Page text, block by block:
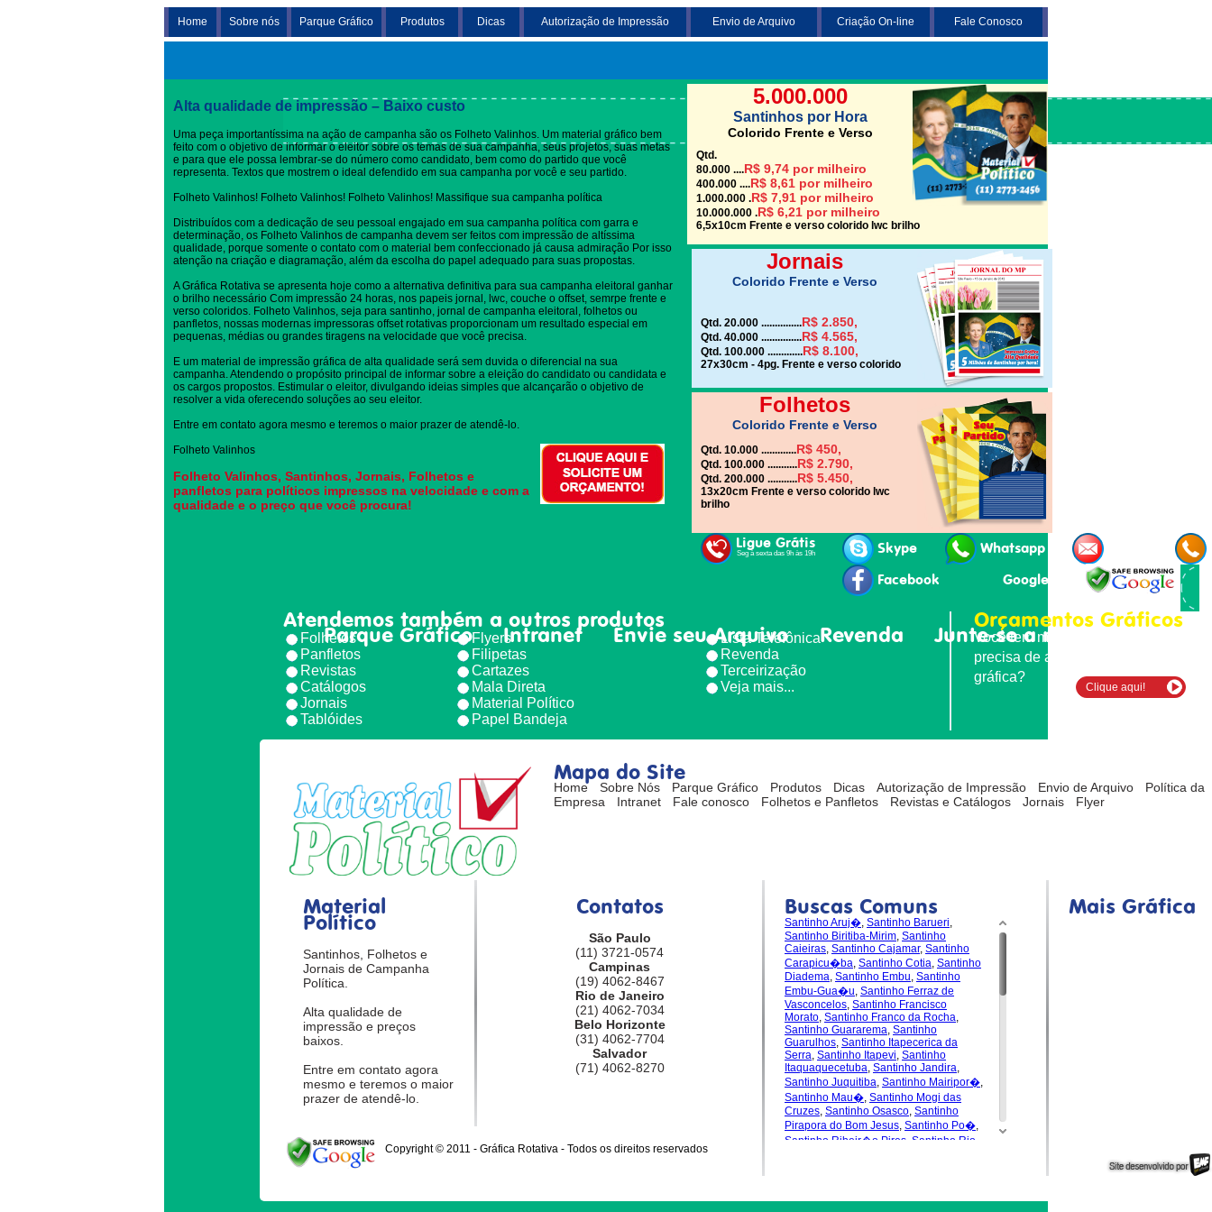
Home Sobre nós Parque Gráfico Produtos Dicas Autorização de Impressão Envio de Arquivo Criação On-line Fale Conosco
Alta qualidade de impressão – Baixo custo
Uma peça importantíssima na ação de campanha são os Folheto Valinhos. Um material gráfico bem
feito com o objetivo de informar o eleitor sobre os temas de sua campanha, seus projetos, suas metas
e para que ele possa lembrar-se do número como candidato, bem como do partido que você
representa. Textos que mostrem o ideal defendido em sua campanha por você e seu partido.
Folheto Valinhos! Folheto Valinhos! Folheto Valinhos! Massifique sua campanha política
Distribuídos com a dedicação de seu pessoal engajado em sua campanha política com garra e
determinação, os Folheto Valinhos de campanha devem ser feitos com impressão de altíssima
qualidade, porque somente o contato com o material bem confeccionado já causa admiração Por isso
atenção na criação e diagramação, além da escolha do papel adequado para suas propostas.
A Gráfica Rotativa se apresenta hoje como a alternativa definitiva para sua campanha eleitoral ganhar
o brilho necessário Com impressão 24 horas, nos papeis jornal, lwc, couche o offset, semrpe frente e
verso coloridos. Folheto Valinhos, seja para santinho, jornal de campanha eleitoral, folhetos ou
panfletos, nossas modernas impressoras offset rotativas proporcionam um resultado especial em
pequenas, médias ou grandes tiragens na velocidade que você precisa.
E um material de impressão gráfica de alta qualidade será sem duvida o diferencial na sua
campanha. Atendendo o propósito principal de informar sobre a eleição do candidato ou candidata e
os cargos propostos. Estimular o eleitor, divulgando ideias simples que alcançarão o objetivo de
resolver a vida oferecendo soluções ao seu eleitor.
Entre em contato agora mesmo e teremos o maior prazer de atendê-lo.
Folheto Valinhos
Folheto Valinhos, Santinhos, Jornais, Folhetos e
panfletos para políticos impressos na velocidade e com a
qualidade e o preço que você procura!
5.000.000
Santinhos por Hora
Colorido Frente e Verso
Qtd.
80.000 ....R$ 9,74 por milheiro
400.000 ....R$ 8,61 por milheiro
1.000.000 .R$ 7,91 por milheiro
10.000.000 .R$ 6,21 por milheiro
6,5x10cm Frente e verso colorido lwc brilho
Jornais
Colorido Frente e Verso
Qtd. 20.000 ...............R$ 2.850,
Qtd. 40.000 ...............R$ 4.565,
Qtd. 100.000 .............R$ 8.100,
27x30cm - 4pg. Frente e verso colorido
Folhetos
Colorido Frente e Verso
Qtd. 10.000 .............R$ 450,
Qtd. 100.000 ...........R$ 2.790,
Qtd. 200.000 ...........R$ 5.450,
13x20cm Frente e verso colorido lwc
brilho
Ligue Grátis
Seg à sexta das 9h às 19h Skype Whatsapp
Facebook
Google+
Parque Gráfico Intranet Envie seu Arquivo Revenda Junte-se a nós Contatos
Atendemos também a outros produtos
Folhetos
Panfletos
Revistas
Catálogos
Jornais
Tablóides
Flyers
Filipetas
Cartazes
Mala Direta
Material Político
Papel Bandeja
Lista Telefônica
Revenda
Terceirização
Veja mais...
Orçamentos Gráficos
Você tem material para imprimir e
precisa de agilidade e qualidade
gráfica?
Clique aqui!
Mapa do Site
Home Sobre Nós Parque Gráfico Produtos Dicas Autorização de Impressão Envio de Arquivo
Política da
Empresa
Intranet Fale conosco Folhetos e Panfletos Revistas e Catálogos Jornais Flyer
Material
Político
Santinhos, Folhetos e
Jornais de Campanha
Política.
Alta qualidade de
impressão e preços
baixos.
Entre em contato agora
mesmo e teremos o maior
prazer de atendê-lo.
Contatos
São Paulo
(11) 3721-0574
Campinas
(19) 4062-8467
Rio de Janeiro
(21) 4062-7034
Belo Horizonte
(31) 4062-7704
Salvador
(71) 4062-8270
Buscas Comuns
Santinho Aruj�, Santinho Barueri,
Santinho Biritiba-Mirim, Santinho
Caieiras, Santinho Cajamar, Santinho
Carapicu�ba, Santinho Cotia, Santinho
Diadema, Santinho Embu, Santinho
Embu-Gua�u, Santinho Ferraz de
Vasconcelos, Santinho Francisco
Morato, Santinho Franco da Rocha,
Santinho Guararema, Santinho
Guarulhos, Santinho Itapecerica da
Serra, Santinho Itapevi, Santinho
Itaquaquecetuba, Santinho Jandira,
Santinho Juquitiba, Santinho Mairipor�,
Santinho Mau�, Santinho Mogi das
Cruzes, Santinho Osasco, Santinho
Pirapora do Bom Jesus, Santinho Po�,
Santinho Ribeir�o Pires Santinho Rio
Santinho Santo Andr�,Santinho S�o
Mais Gráfica
Copyright © 2011 - Gráfica Rotativa - Todos os direitos reservados